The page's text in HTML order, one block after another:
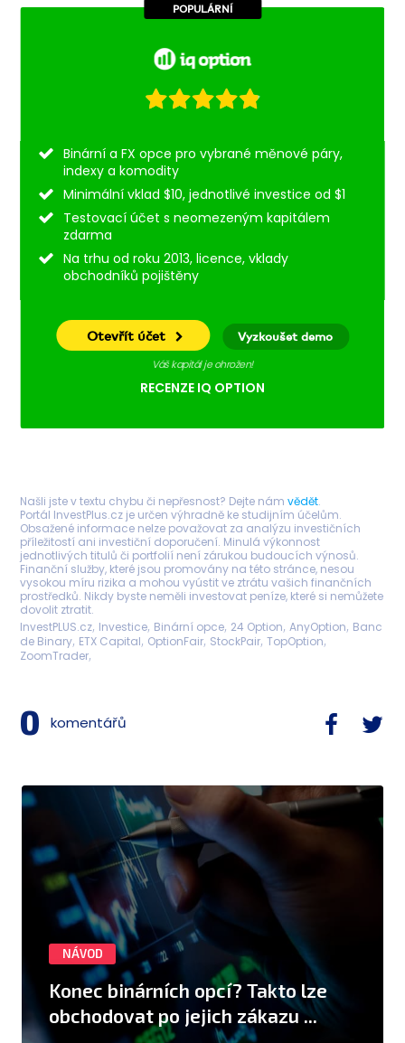
POPULÁRNÍ
Binární a FX opce pro vybrané měnové páry,
indexy a komodity
Minimální vklad $10, jednotlivé investice od $1
Testovací účet s neomezeným kapitálem
zdarma
Na trhu od roku 2013, licence, vklady
obchodníků pojištěny
Otevřít účet Vyzkoušet demo
Váš kapitál je ohrožen!
RECENZE IQ OPTION
Našli jste v textu chybu či nepřesnost? Dejte námvědět.
Portál InvestPlus.cz je určen výhradně ke studijním účelům.
Obsažené informace nelze považovat za analýzu investičních
příležitostí ani investiční doporučení. Minulá výkonnost
jednotlivých titulů či portfolií není zárukou budoucích výnosů.
Finanční služby, které jsou promovány na této stránce, nesou
vysokou míru rizika a mohou vyústit ve ztrátu vašich finančních
prostředků. Nikdy byste neměli investovat peníze, které si nemůžete
dovolit ztratit.
InvestPLUS.cz Investice Binární opce 24 Option AnyOption Banc
de Binary ETX Capital OptionFair StockPair TopOption
ZoomTrader
0 komentářů
NÁVOD
Konec binárních opcí? Takto lze
obchodovat po jejich zákazu ...